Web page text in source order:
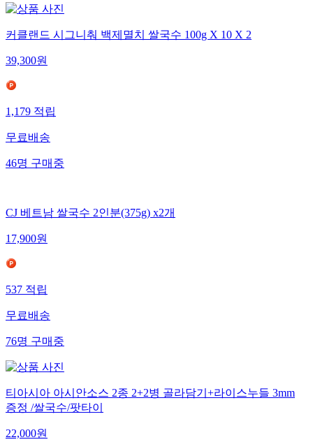
커클랜드 시그니춰 백제멸치 쌀국수 100g X 10 X 2
39,300원
1,179적립
무료배송
46명구매중
CJ 베트남 쌀국수 2인분(375g) x2개
17,900원
537적립
무료배송
76명구매중
티아시아 아시안소스 2종 2+2병 골라담기+라이스누들 3mm
증정 /쌀국수/팟타이
22,000원